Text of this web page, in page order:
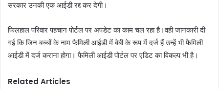
सरकार उनकी एक आईडी रद्द कर देगी।
फिलहाल परिवार पहचान पोर्टल पर अपडेट का काम चल रहा है।वही जानकारी दी
गई कि जिन बच्चों के नाम फैमिली आईडी में बेबी के रूप में दर्ज हैं उन्हें भी फैमिली
आईडी में दर्ज कराना होगा। फैमिली आईडी पोर्टल पर एडिट का विकल्प भी है।
Related Articles